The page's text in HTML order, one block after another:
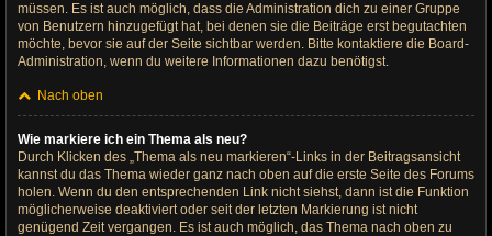
müssen. Es ist auch möglich, dass die Administration dich zu einer Gruppe
von Benutzern hinzugefügt hat, bei denen sie die Beiträge erst begutachten
möchte, bevor sie auf der Seite sichtbar werden. Bitte kontaktiere die Board-
Administration, wenn du weitere Informationen dazu benötigst.
Nach oben
Wie markiere ich ein Thema als neu?
Durch Klicken des „Thema als neu markieren“-Links in der Beitragsansicht
kannst du das Thema wieder ganz nach oben auf die erste Seite des Forums
holen. Wenn du den entsprechenden Link nicht siehst, dann ist die Funktion
möglicherweise deaktiviert oder seit der letzten Markierung ist nicht
genügend Zeit vergangen. Es ist auch möglich, das Thema nach oben zu